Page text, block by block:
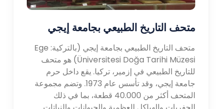
متحف التاريخ الطبيعي بجامعة إيجي
متحف التاريخ الطبيعي بجامعة إيجي (بالتركية: Ege
Üniversitesi Doğa Tarihi Müzesi) هو متحف
للتاريخ الطبيعي في إزمير، تركيا. يقع داخل حرم
جامعة إيجي، وقد تأسس عام 1973. وتضم مجموعة
المتحف أكثر من 40.000 قطعة، بما في ذلك